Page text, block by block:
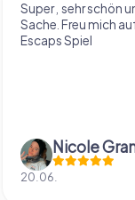
Super , sehr schön
Sache. Freu mich
Escaps Spiel
Nicole
20.06.